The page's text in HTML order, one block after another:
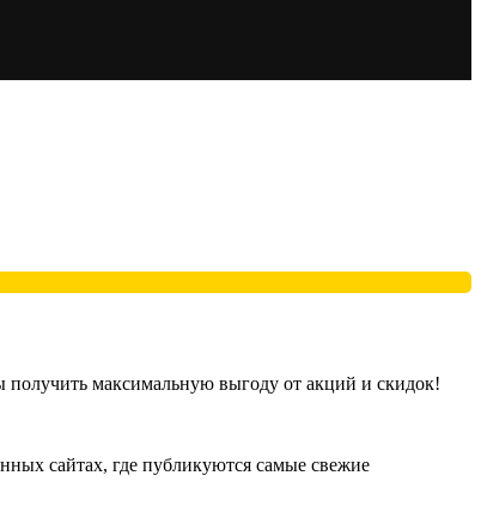
максимальную выгоду от акций и скидок!
сайтах, где публикуются самые свежие